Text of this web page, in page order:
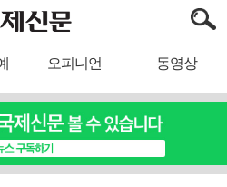
오피니언 동영상